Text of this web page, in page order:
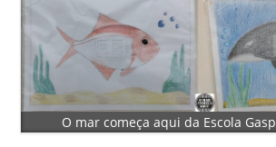
O mar começa aqui da Escola